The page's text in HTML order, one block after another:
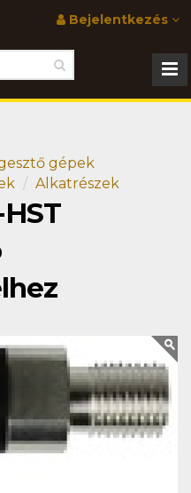
Bejelentkezés
gépek
Alkatrészek